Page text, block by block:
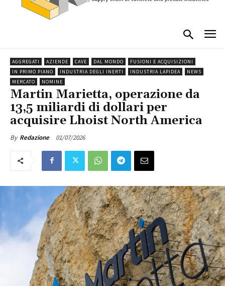
AGGREGATI AZIENDE CAVE DAL MONDO
FUSIONI E ACQUISIZIONI
IN PRIMO PIANO
INDUSTRIA DEGLI INERTI INDUSTRIA LAPIDEA
NEWS
MERCATO
NOMINE
Martin Marietta, operazione da
13,5 miliardi di dollari per
acquisire Lhoist North America
By Redazione 01/07/2026